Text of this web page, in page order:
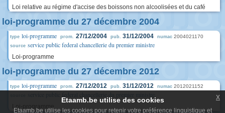
Loi relative au régime d'accise des boissons non alcoolisées et du café
loi-programme du 27 décembre 2004
type loi-programme prom. 27/12/2004 pub. 31/12/2004 numac 2004021170
source service public federal chancellerie du premier ministre
Loi-programme
loi-programme du 27 décembre 2012
type loi-programme prom. 27/12/2012 pub. 31/12/2012 numac 2012021152
Loi-programme
Etaamb.be utilise des cookies
Etaamb.be utilise les cookies pour retenir votre préférence linguistique et
x